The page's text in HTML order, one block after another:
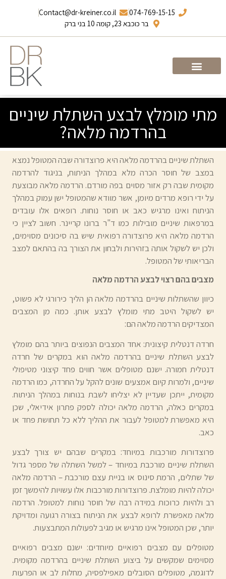
074-769-15-15
Contact@dr-kreiner.co.il
בר כוכבא 23, קומה 10 בני ברק
מתי מומלץ לבצע השתלת שיניים
בהרדמה מלאה?
השתלת שיניים בהרדמה מלאה היא פרוצדורה שבה המטופל נמצא
במצב של חוסר הכרה מלא במהלך הניתוח, בניגוד להרדמה
מקומית שבה רק אזור מסוים בפה מורדם. הרדמה מלאה מבוצעת
על ידי רופא מרדים מיומן, אשר מוודא שהמטופל ישן עמוק במהלך
הניתוח ואינו מרגיש כאב או חוסר נוחות. רופאים אלו עובדים
במרפאות שיניים מובילות כמו ד"ר ברונו קריינר. חשוב לציין כי
הרדמה מלאה היא פרוצדורה רפואית שיש בה סיכונים מסוימים,
ולכן יש לשקול אותה בזהירות ולבחון את הצורך בה בהתאם למצב
הבריאותי של המטופל.
מצבים בהם רצוי לבצע הרדמה מלאה
כיוון שהשתלות שיניים בהרדמה מלאה הן הליך כירורגי לא פשוט,
יש לשקול היטב מתי מומלץ לבצע אותן. כמה מן המצבים
המצדיקים הרדמה מלאה הם:
חרדה דנטלית קיצונית: אחד המצבים הנפוצים ביותר בהם מומלץ
לבצע השתלת שיניים בהרדמה מלאה הוא במקרים של חרדה
דנטלית חמורה. ישנם מטופלים אשר חווים פחד קיצוני מטיפולי
שיניים, ולמרות קיום אמצעים שונים להקל על החרדה, כמו הרדמה
מקומית, ייתכן שעדיין לא יצליחו לשבת בנוחות במהלך הניתוח.
במקרים כאלה, הרדמה מלאה יכולה לספק פתרון אידיאלי, שכן
היא מאפשרת למטופל לעבור את ההליך ללא כל תחושת פחד או
כאב.
פרוצדורות מורכבות במיוחד: במקרים שבהם יש צורך לבצע
השתלת שיניים מורכבת במיוחד – למשל השתלה של מספר גדול
של שתלים, הרמת סינוס או בניית עצם מורכבת – הרדמה מלאה
יכולה להיות מומלצת. פרוצדורות מורכבות אלו עשויות להימשך זמן
רב ולהיות כרוכות במידה רבה של חוסר נוחות למטופל. הרדמה
מלאה מאפשרת לרופא לבצע את הניתוח בצורה רגועה ומדויקת
יותר, שכן המטופל אינו מרגיש או מגיב לפעולות המתבצעות.
מטופלים עם מצבים רפואיים מיוחדים: ישנם מצבים רפואיים
מסוימים שמקשים על ביצוע השתלת שיניים בהרדמה מקומית.
לדוגמה, מטופלים הסובלים מאפילפסיה, מחלות לב או הפרעות